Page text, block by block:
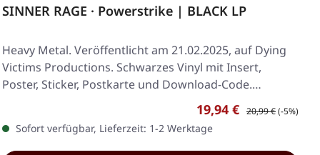
SINNER RAGE · Powerstrike | BLACK LP
Heavy Metal. Veröffentlicht am 21.02.2025, auf Dying
Victims Productions. Schwarzes Vinyl mit Insert,
Poster, Sticker, Postkarte und Download-Code.…
Verkaufspreis:
19,94 € Regulärer Preis:
20,99 €(-5%)
Sofort verfügbar, Lieferzeit: 1-2 Werktage